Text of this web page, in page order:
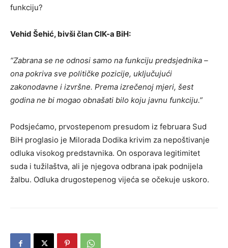
funkciju?
Vehid Šehić, bivši član CIK-a BiH:
“Zabrana se ne odnosi samo na funkciju predsjednika –
ona pokriva sve političke pozicije, uključujući
zakonodavne i izvršne. Prema izrečenoj mjeri, šest
godina ne bi mogao obnašati bilo koju javnu funkciju.”
Podsjećamo, prvostepenom presudom iz februara Sud
BiH proglasio je Milorada Dodika krivim za nepoštivanje
odluka visokog predstavnika. On osporava legitimitet
suda i tužilaštva, ali je njegova odbrana ipak podnijela
žalbu. Odluka drugostepenog vijeća se očekuje uskoro.